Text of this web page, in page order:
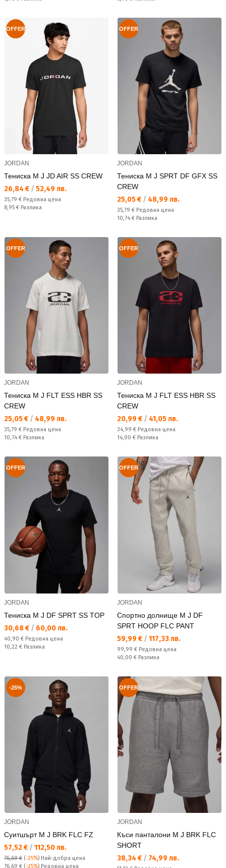
OFFER
JORDAN
Тениска M J JD AIR SS CREW
Текуща цена:
26,84 € / 52,49 лв.
Редовна цена:
35,79 € Редовна цена
Спестявате:
8,95 € Разлика
OFFER
JORDAN
Тениска M J SPRT DF GFX SS
CREW
Текуща цена:
25,05 € / 48,99 лв.
Редовна цена:
35,79 € Редовна цена
Спестявате:
10,74 € Разлика
OFFER
JORDAN
Тениска M J FLT ESS HBR SS
CREW
Текуща цена:
25,05 € / 48,99 лв.
Редовна цена:
35,79 € Редовна цена
Спестявате:
10,74 € Разлика
OFFER
JORDAN
Тениска M J FLT ESS HBR SS
CREW
Текуща цена:
20,99 € / 41,05 лв.
Редовна цена:
34,99 € Редовна цена
Спестявате:
14,00 € Разлика
OFFER
JORDAN
Тениска M J DF SPRT SS TOP
Текуща цена:
30,68 € / 60,00 лв.
Редовна цена:
40,90 € Редовна цена
Спестявате:
10,22 € Разлика
OFFER
JORDAN
Спортно долнище M J DF
SPRT HOOP FLC PANT
Текуща цена:
59,99 € / 117,33 лв.
Редовна цена:
99,99 € Редовна цена
Спестявате:
40,00 € Разлика
-25%
JORDAN
Суитшърт M J BRK FLC FZ
Текуща цена:
57,52 € / 112,50 лв.
76,69 € (-25%) Най-добра цена
Редовна цена:
76,69 € (-25%) Редовна цена
OFFER
JORDAN
Къси панталони M J BRK FLC
SHORT
Текуща цена:
38,34 € / 74,99 лв.